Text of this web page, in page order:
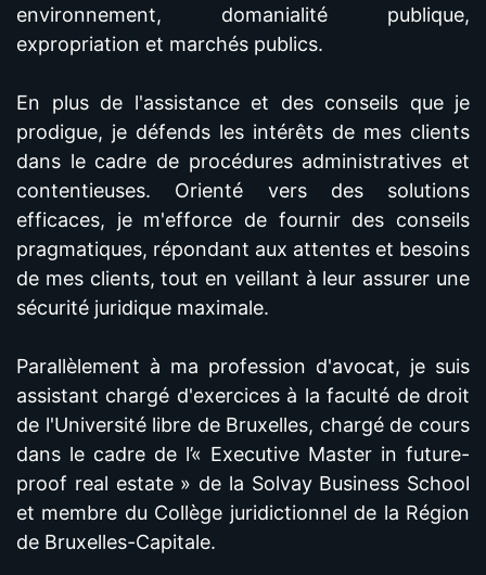
environnement, domanialité publique,
expropriation et marchés publics.
En plus de l'assistance et des conseils que je
prodigue, je défends les intérêts de mes clients
dans le cadre de procédures administratives et
contentieuses. Orienté vers des solutions
efficaces, je m'efforce de fournir des conseils
pragmatiques, répondant aux attentes et besoins
de mes clients, tout en veillant à leur assurer une
sécurité juridique maximale.
Parallèlement à ma profession d'avocat, je suis
assistant chargé d'exercices à la faculté de droit
de l'Université libre de Bruxelles, chargé de cours
dans le cadre de l’« Executive Master in future-
proof real estate » de la Solvay Business School
et membre du Collège juridictionnel de la Région
de Bruxelles-Capitale.